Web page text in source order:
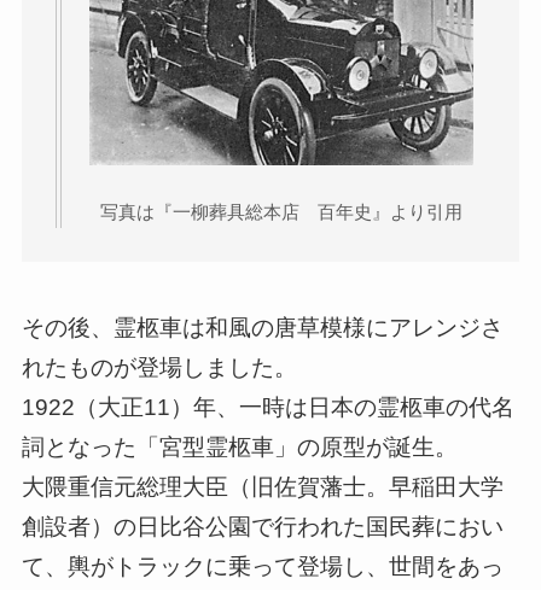
写真は『一柳葬具総本店 百年史』より引用
その後、霊柩車は和風の唐草模様にアレンジさ
れたものが登場しました。
1922（大正11）年、一時は日本の霊柩車の代名
詞となった「宮型霊柩車」の原型が誕生。
大隈重信元総理大臣（旧佐賀藩士。早稲田大学
創設者）の日比谷公園で行われた国民葬におい
て、輿がトラックに乗って登場し、世間をあっ